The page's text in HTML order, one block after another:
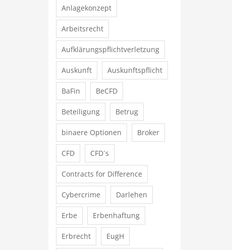
Anlagekonzept
Arbeitsrecht
Aufklärungspflichtverletzung
Auskunft Auskunftspflicht
BaFin BeCFD
Beteiligung Betrug
binaere Optionen Broker
CFD CFD´s
Contracts for Difference
Cybercrime Darlehen
Erbe Erbenhaftung
Erbrecht EugH